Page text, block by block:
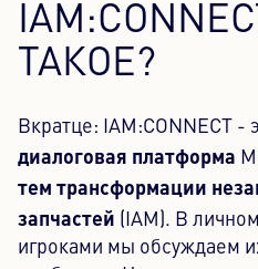
ТАКОЕ?
Вкратце: IAM:CONNECT -
диалоговая платформа
тем трансформации
запчастей (IAM). В
игроками мы обсуждаем